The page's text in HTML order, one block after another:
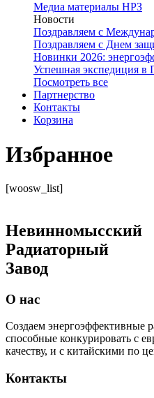
Медиа материалы НРЗ
Новости
Поздравляем с
Поздравляем с Днем
Новинки 2026:
Успешная экспедиция
Посмотреть все
Партнерство
Контакты
Корзина
Избранное
[woosw_list]
Невинномысский
Радиаторный
Завод
О нас
Создаем энергоэффективные
способные конкурировать с
качеству, и с китайскими по
Контакты